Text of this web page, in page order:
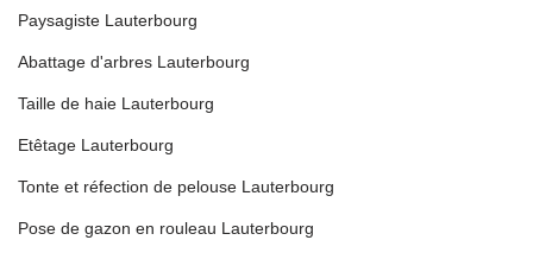
Paysagiste Lauterbourg
Abattage d'arbres Lauterbourg
Taille de haie Lauterbourg
Etêtage Lauterbourg
Tonte et réfection de pelouse Lauterbourg
Pose de gazon en rouleau Lauterbourg